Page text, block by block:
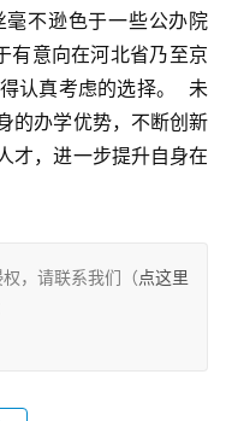
不逊色于一些公办院
有意向在河北省乃至京
认真考虑的选择。  未
的办学优势，不断创新
才，进一步提升自身在
，请联系我们（点这里